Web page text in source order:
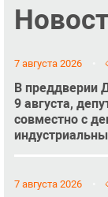
7 августа 2026
В преддверии
9 августа,
совместно с
7 августа 2026